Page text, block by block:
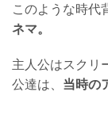
このような時代
ネマ。
主人公はスクリ
公達は、 当時の